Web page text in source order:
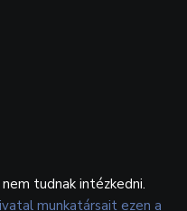
tudnak intézkedni.
munkatársait ezen a